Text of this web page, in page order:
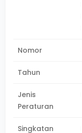
Nomor
Tahun
Jenis
Peraturan
Singkatan